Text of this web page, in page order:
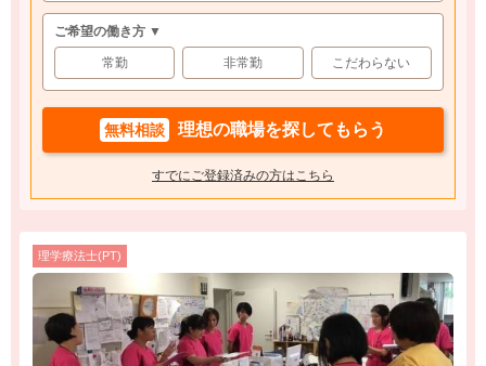
ご希望の働き方 ▼
常勤 非常勤 こだわらない
無料相談 理想の職場を探してもらう
すでにご登録済みの方はこちら
理学療法士(PT)